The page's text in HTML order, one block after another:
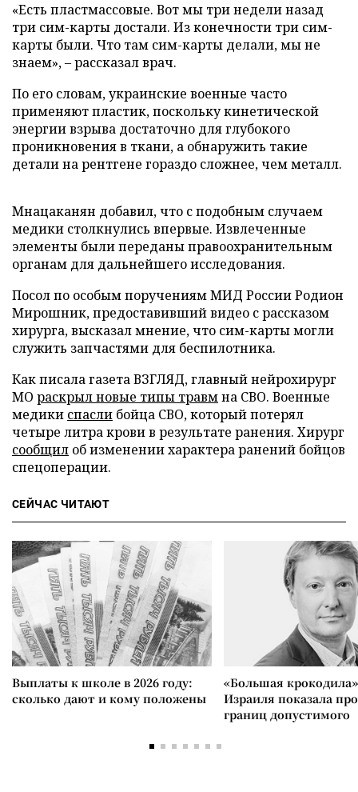
«Есть пластмассовые. Вот мы три недели назад
три сим-карты достали. Из конечности три сим-
карты были. Что там сим-карты делали, мы не
знаем», – рассказал врач.
По его словам, украинские военные часто
применяют пластик, поскольку кинетической
энергии взрыва достаточно для глубокого
проникновения в ткани, а обнаружить такие
детали на рентгене гораздо сложнее, чем металл.
Мнацаканян добавил, что с подобным случаем
медики столкнулись впервые. Извлеченные
элементы были переданы правоохранительным
органам для дальнейшего исследования.
Посол по особым поручениям МИД России Родион
Мирошник, предоставивший видео с рассказом
хирурга, высказал мнение, что сим-карты могли
служить запчастями для беспилотника.
Как писала газета ВЗГЛЯД, главный нейрохирург
МО раскрыл новые типы травмна СВО. Военные
медики спасли бойца СВО, который потерял
четыре литра крови в результате ранения. Хирург
сообщил об изменении характера ранений бойцов
спецоперации.
СЕЙЧАС ЧИТАЮТ
Выплаты к школе в 2026 году:
сколько дают и кому положены
«Большая
Израиля показала
границ допустимого